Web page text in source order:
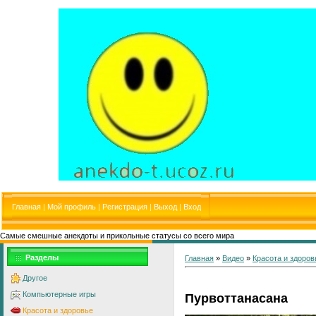
Главная | Мой профиль | Регистрация | Выход | Вход
Самые смешные анекдоты и прикольные статусы со всего мира
Разделы
Другое
Компьютерные игры
Красота и здоровье
Главная » Видео » Красота и
Пурвоттанасана